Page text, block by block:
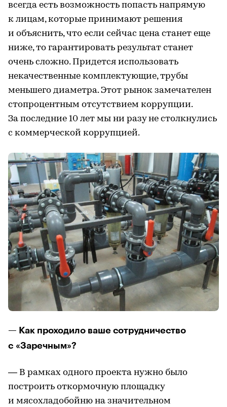
всегда есть возможность попасть напрямую
к лицам, которые принимают решения
и объяснить, что если сейчас цена станет еще
ниже, то гарантировать результат станет
очень сложно. Придется использовать
некачественные комплектующие, трубы
меньшего диаметра. Этот рынок замечателен
стопроцентным отсутствием коррупции.
За последние 10 лет мы ни разу не столкнулись
с коммерческой коррупцией.
— Как проходило ваше сотрудничество
с «Заречным»?
— В рамках одного проекта нужно было
построить откормочную площадку
и мясохладобойню на значительном